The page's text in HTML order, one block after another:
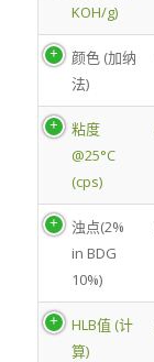
KOH/g)
颜色 (加纳
法)
粘度
@25°C
(cps)
浊点(2%
in BDG
10%)
HLB值 (计
算)